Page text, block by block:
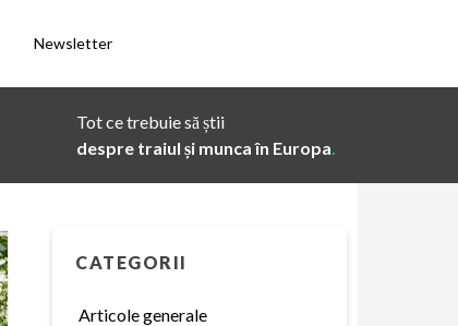
Newsletter
Tot ce trebuie să știi
despre traiul și munca în Europa.
CATEGORII
Articole generale